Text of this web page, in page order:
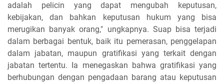
adalah pelicin yang dapat mengubah keputusan,
kebijakan, dan bahkan keputusan hukum yang bisa
merugikan banyak orang," ungkapnya. Suap bisa terjadi
dalam berbagai bentuk, baik itu pemerasan, penggelapan
dalam jabatan, maupun gratifikasi yang terkait dengan
jabatan tertentu. Ia menegaskan bahwa gratifikasi yang
berhubungan dengan pengadaan barang atau keputusan